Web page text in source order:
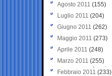
Agosto 2011 (155)
Luglio 2011 (204)
Giugno 2011 (262)
Maggio 2011 (273)
Aprile 2011 (248)
Marzo 2011 (255)
Febbraio 2011 (233)